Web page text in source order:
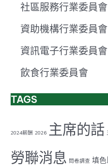
社區服務行業委員會
資助機構行業委員會
資訊電子行業委員會
飲食行業委員會
TAGS
2024薪酬 2026 主席的話
勞聯消息 問卷調查 填